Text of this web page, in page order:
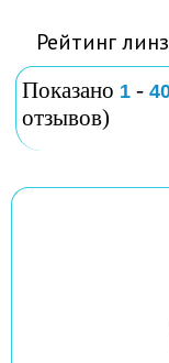
Рейтинг
Показано 1 -
отзывов)